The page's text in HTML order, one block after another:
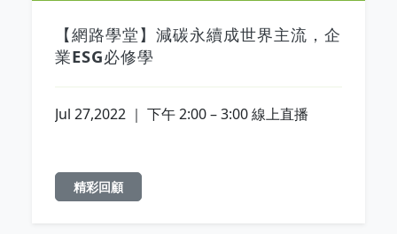
【網路學堂】減碳永續成世界主流，企
業ESG必修學
Jul 27,2022 ｜ 下午 2:00 – 3:00 線上直播
精彩回顧